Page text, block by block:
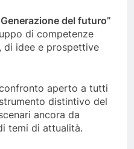
del futuro”
di competenze
di idee e prospettive
aperto a tutti
distintivo del
ancora da
temi di attualità.